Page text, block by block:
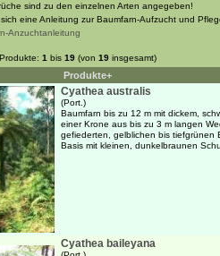
sind zu den einzelnen Arten angegeben!
eine Anleitung zur Baumfarn-Aufzucht und
1 bis 19 (von 19 insgesamt)
Produkte+
Cyathea australis
(Port.)
Baumfarn bis zu 12 m mit dickem,
einer Krone aus bis zu 3 m langen
gefiederten, gelblichen bis tiefgrünen
Basis mit kleinen, dunkelbraunen
Cyathea baileyana